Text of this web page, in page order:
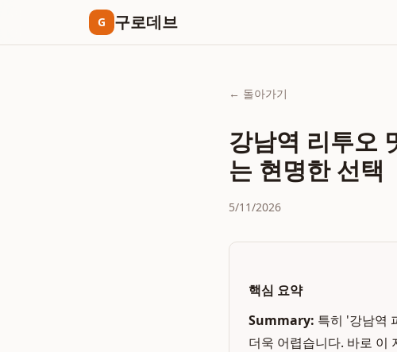
G 구로데브
← 돌아가기
강남역 리투오
는 현명한 선택
5/11/2026
핵심 요약
Summary: 특히 '강남역
더욱 어렵습니다. 바로 이